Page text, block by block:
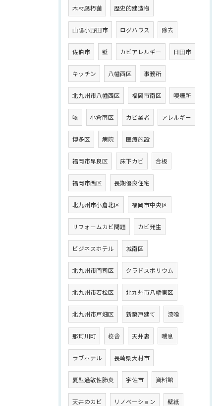
木材腐朽菌 歴史的建造物
山陽小野田市 ログハウス 除去
佐伯市 壁 カビアレルギー 日田市
キッチン 八幡西区 事務所
北九州市八幡西区 福岡市南区 喫煙所
咳 小倉南区 カビ業者 アレルギー
博多区 病院 医療施設
福岡市早良区 床下カビ 合板
福岡市西区 長期優良住宅
北九州市小倉北区 福岡市中央区
リフォームカビ問題 カビ発生
ビジネスホテル 城南区
北九州市門司区 クラドスポリウム
北九州市若松区 北九州市八幡東区
北九州市戸畑区 新築戸建て 漆喰
那珂川町 校舎 天井裏 喘息
ラブホテル 長崎県大村市
夏型過敏性肺炎 宇佐市 資料館
天井のカビ リノベーション 壁紙